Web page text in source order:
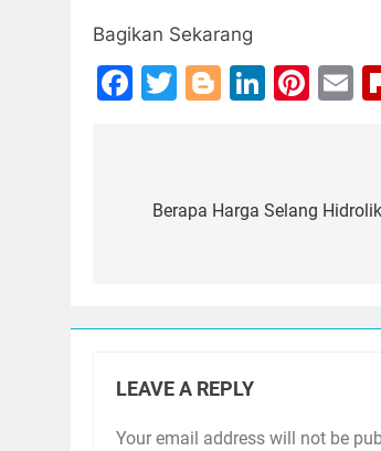
Bagikan Sekarang
Facebook
Twitter
Blogger
navigation
Berapa Harga Selang
LEAVE A REPLY
Your email address will not be